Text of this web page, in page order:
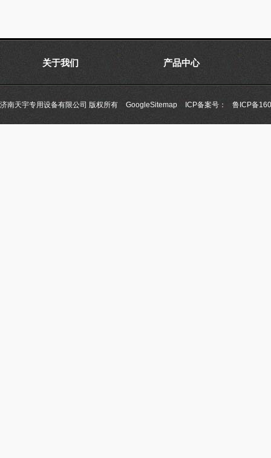
关于我们 产品中心
济南天宇专用设备有限公司 版权所有 GoogleSitemap ICP备案号： 鲁ICP备